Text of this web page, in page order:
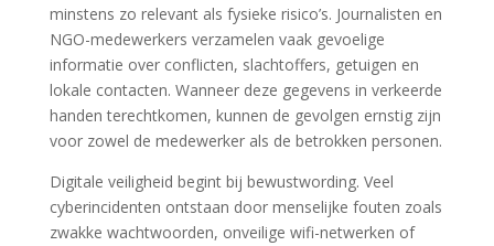
minstens zo relevant als fysieke risico’s. Journalisten en
NGO-medewerkers verzamelen vaak gevoelige
informatie over conflicten, slachtoffers, getuigen en
lokale contacten. Wanneer deze gegevens in verkeerde
handen terechtkomen, kunnen de gevolgen ernstig zijn
voor zowel de medewerker als de betrokken personen.
Digitale veiligheid begint bij bewustwording. Veel
cyberincidenten ontstaan door menselijke fouten zoals
zwakke wachtwoorden, onveilige wifi-netwerken of